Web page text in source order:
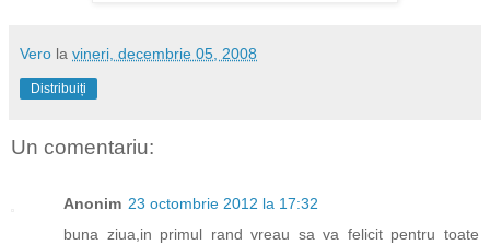
Vero la vineri, decembrie 05, 2008
Distribuiți
Un comentariu:
Anonim 23 octombrie 2012 la 17:32
buna ziua,in primul rand vreau sa va felicit pentru toate